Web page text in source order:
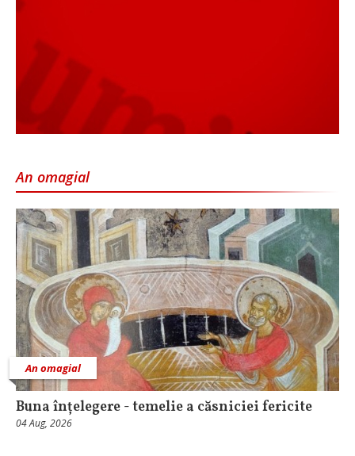
An omagial
An omagial
Buna înțelegere - temelie a căsniciei fericite
04 Aug, 2026